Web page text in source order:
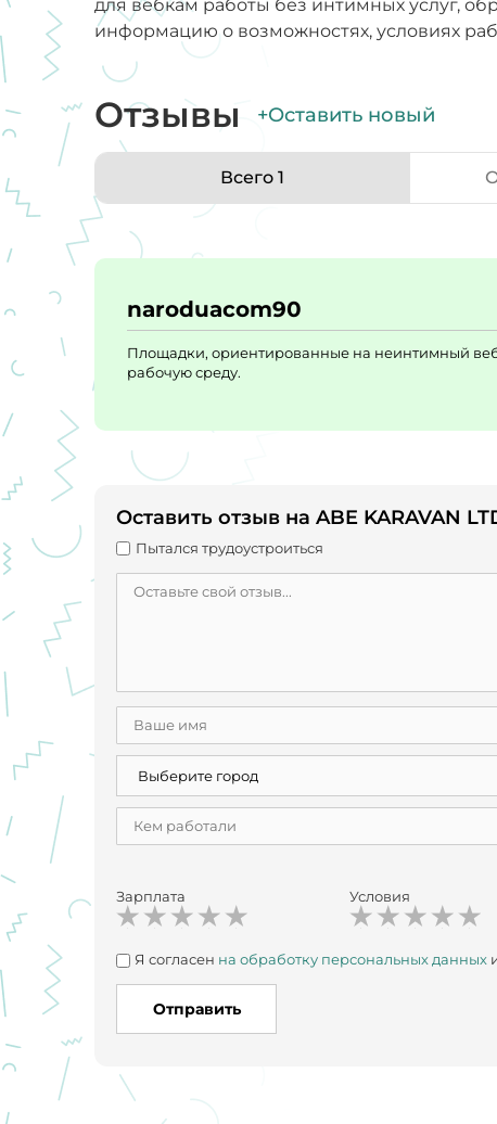
для вебкам работы без интимных услуг,
информацию о возможностях, условиях
Отзывы +Оставить новый
Всего 1
naroduacom90
Площадки, ориентированные на неинтимный
рабочую среду.
Оставить отзыв на ABE KARAVAN
Пытался трудоустроиться
Зарплата Условия
Я согласен на обработку персональных данных
Отправить